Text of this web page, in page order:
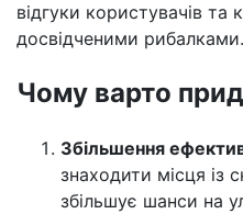
відгуки користувачів та
досвідченими рибалками.
Чому варто
Збільшення
знаходити місця із
збільшує шанси на